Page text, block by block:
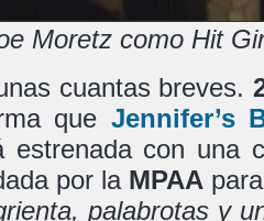
Moretz como Hit
cuantas breves.
que Jennifer’s
con una
por la MPAA
palabrotas y